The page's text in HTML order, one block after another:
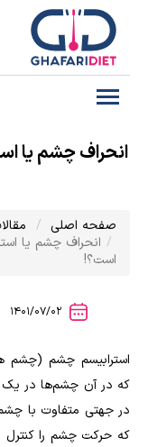
انحراف چشم یا
صفحه اصلی
انحراف چشم یا
است؟!
1401/07/02
استرابیسم چشم (چشم
که در آن چشم‌ها در یک
در جهتی متفاوت با
که حرکت چشم را کنترل